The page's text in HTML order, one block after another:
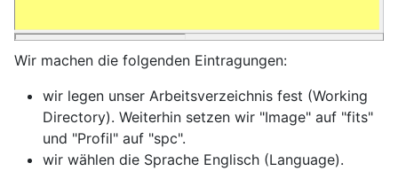
Wir machen die folgenden Eintragungen:
wir legen unser Arbeitsverzeichnis fest (Working
Directory). Weiterhin setzen wir "Image" auf "fits"
und "Profil" auf "spc".
wir wählen die Sprache Englisch (Language).